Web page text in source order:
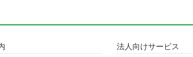
法人向けサービス